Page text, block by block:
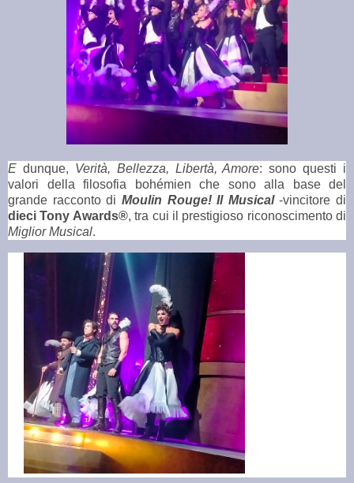
E dunque, Verità, Bellezza, Libertà, Amore: sono questi i
valori della filosofia bohémien che sono alla base del
grande racconto di Moulin Rouge! Il Musical-vincitore di
dieci Tony Awards®, tra cui il prestigioso riconoscimento di
Miglior Musical.